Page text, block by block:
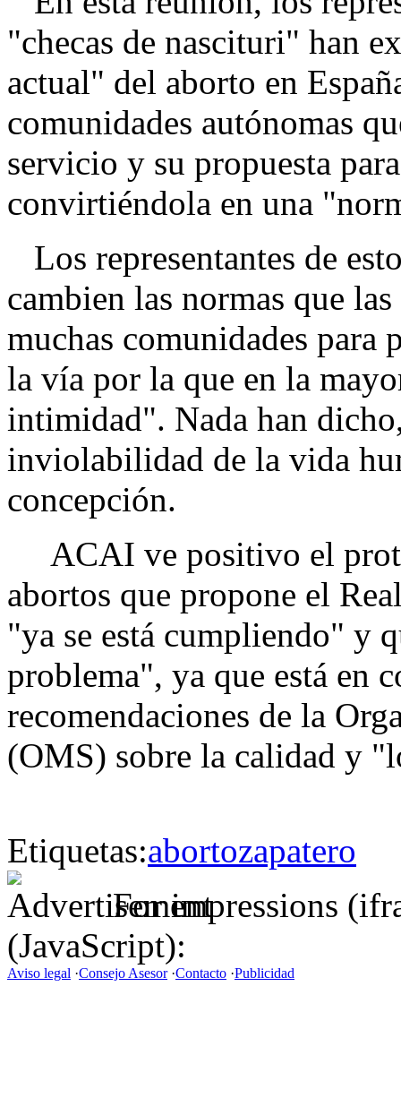
"checas de nascituri" han
actual" del aborto en
comunidades autónomas
servicio y su propuesta
convirtiéndola en una
Los representantes de
cambien las normas que
muchas comunidades para
la vía por la que en la
intimidad". Nada han
inviolabilidad de la vida
concepción.
ACAI ve positivo el
abortos que propone el
"ya se está cumpliendo" y
problema", ya que está en
recomendaciones de la
(OMS) sobre la calidad y
Etiquetas:abortozapatero
For impressions
(JavaScript):
Aviso legal ·Consejo Asesor·Contacto ·Publicidad